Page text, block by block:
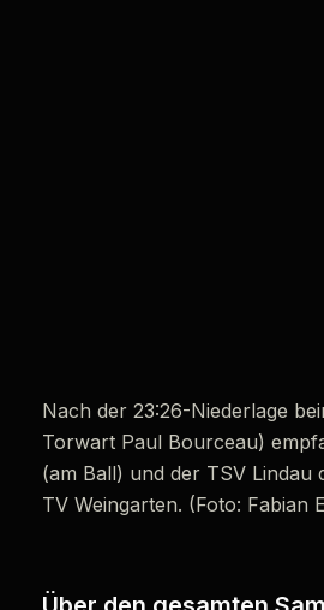
Nach der 23:26-Niederlage
Torwart Paul Bourceau)
(am Ball) und der TSV Lindau
TV Weingarten. (Foto: Fabian